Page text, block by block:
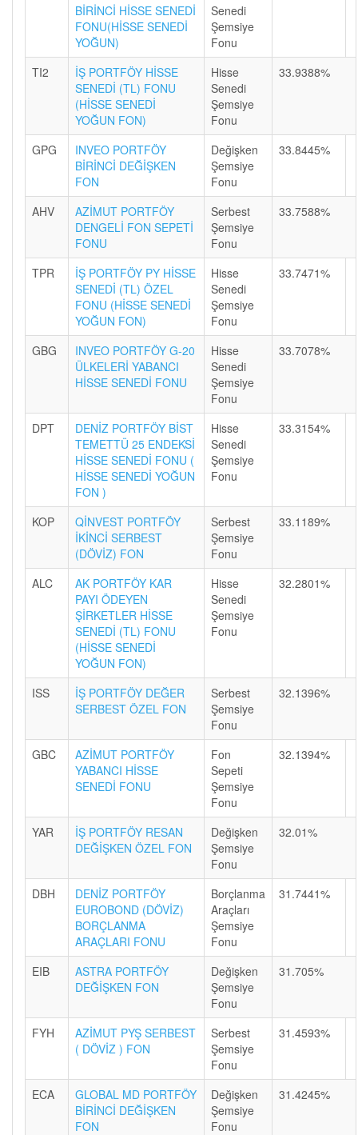
BİRİNCİ HİSSE SENEDİ
FONU(HİSSE SENEDİ
YOĞUN)
Senedi
Şemsiye
Fonu
TI2
İŞ PORTFÖY HİSSE
SENEDİ (TL) FONU
(HİSSE SENEDİ
YOĞUN FON)
Hisse
Senedi
Şemsiye
Fonu
33.9388%
GPG
INVEO PORTFÖY
BİRİNCİ DEĞİŞKEN
FON
Değişken
Şemsiye
Fonu
33.8445%
AHV
AZİMUT PORTFÖY
DENGELİ FON SEPETİ
FONU
Serbest
Şemsiye
Fonu
33.7588%
TPR
İŞ PORTFÖY PY HİSSE
SENEDİ (TL) ÖZEL
FONU (HİSSE SENEDİ
YOĞUN FON)
Hisse
Senedi
Şemsiye
Fonu
33.7471%
GBG
INVEO PORTFÖY G-20
ÜLKELERİ YABANCI
HİSSE SENEDİ FONU
Hisse
Senedi
Şemsiye
Fonu
33.7078%
DPT
DENİZ PORTFÖY BİST
TEMETTÜ 25 ENDEKSİ
HİSSE SENEDİ FONU (
HİSSE SENEDİ YOĞUN
FON )
Hisse
Senedi
Şemsiye
Fonu
33.3154%
KOP
QİNVEST PORTFÖY
İKİNCİ SERBEST
(DÖVİZ) FON
Serbest
Şemsiye
Fonu
33.1189%
ALC
AK PORTFÖY KAR
PAYI ÖDEYEN
ŞİRKETLER HİSSE
SENEDİ (TL) FONU
(HİSSE SENEDİ
YOĞUN FON)
Hisse
Senedi
Şemsiye
Fonu
32.2801%
ISS
İŞ PORTFÖY DEĞER
SERBEST ÖZEL FON
Serbest
Şemsiye
Fonu
32.1396%
GBC
AZİMUT PORTFÖY
YABANCI HİSSE
SENEDİ FONU
Fon
Sepeti
Şemsiye
Fonu
32.1394%
YAR
İŞ PORTFÖY RESAN
DEĞİŞKEN ÖZEL FON
Değişken
Şemsiye
Fonu
32.01%
DBH
DENİZ PORTFÖY
EUROBOND (DÖVİZ)
BORÇLANMA
ARAÇLARI FONU
Borçlanma
Araçları
Şemsiye
Fonu
31.7441%
EIB
ASTRA PORTFÖY
DEĞİŞKEN FON
Değişken
Şemsiye
Fonu
31.705%
FYH
AZİMUT PYŞ SERBEST
( DÖVİZ ) FON
Serbest
Şemsiye
Fonu
31.4593%
ECA
GLOBAL MD PORTFÖY
BİRİNCİ DEĞİŞKEN
FON
Değişken
Şemsiye
Fonu
31.4245%